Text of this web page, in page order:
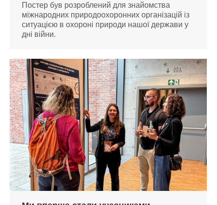
Постер був розроблений для знайомства
міжнародних природоохоронних організацій із
ситуацією в охороні природи нашої держави у
дні війни.